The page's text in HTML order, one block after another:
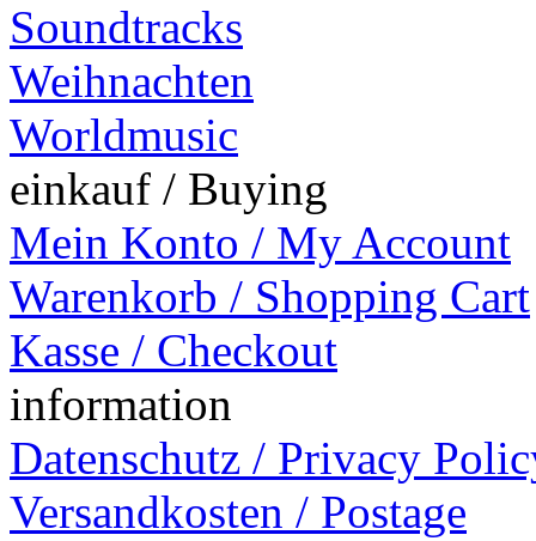
Soundtracks
Weihnachten
Worldmusic
einkauf / Buying
Mein Konto / My Account
Warenkorb / Shopping Cart
Kasse / Checkout
information
Datenschutz / Privacy
Versandkosten / Postage